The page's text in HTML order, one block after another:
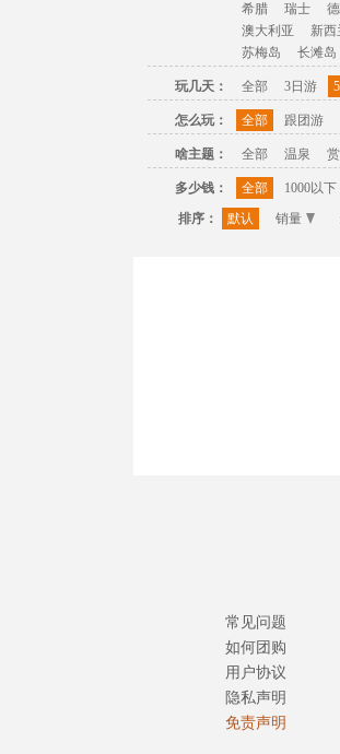
希腊
瑞士
澳大利亚
新西
苏梅岛
长滩岛
玩几天： 全部 3日游
怎么玩： 全部 跟团游
啥主题： 全部 温泉
多少钱： 全部 1000以下
排序：
默认 销量
常见问题
如何团购
用户协议
隐私声明
免责声明